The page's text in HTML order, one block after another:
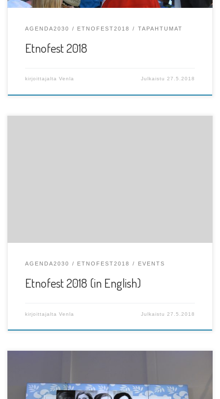
AGENDA2030 ETNOFEST2018 TAPAHTUMAT
Etnofest 2018
kirjoittajalta Venla Julkaistu27.5.2018
AGENDA2030 ETNOFEST2018 EVENTS
Etnofest 2018 (in English)
kirjoittajalta Venla Julkaistu27.5.2018